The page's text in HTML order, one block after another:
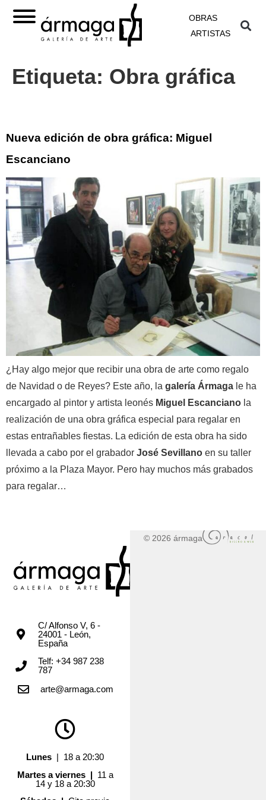
OBRAS
ARTISTAS
Etiqueta: Obra gráfica
Nueva edición de obra gráfica: Miguel
Escanciano
¿Hay algo mejor que recibir una obra de arte como regalo
de Navidad o de Reyes? Este año, la galería Ármaga le ha
encargado al pintor y artista leonés Miguel Escanciano la
realización de una obra gráfica especial para regalar en
estas entrañables fiestas. La edición de esta obra ha sido
llevada a cabo por el grabador José Sevillano en su taller
próximo a la Plaza Mayor. Pero hay muchos más grabados
para regalar…
C/ Alfonso V, 6 -
24001 - León,
España
Telf: +34 987 238
787
arte@armaga.com
Lunes | 18 a 20:30
Martes a viernes | 11 a
14 y 18 a 20:30
© 2026 ármaga